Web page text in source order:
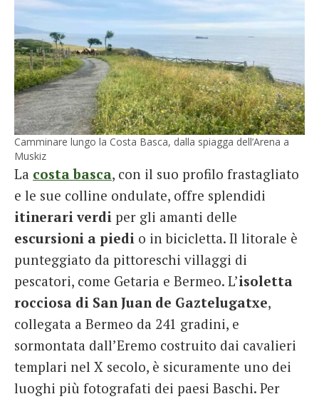
Camminare lungo la Costa Basca, dalla spiagga dell’Arena a
Muskiz
La costa basca, con il suo profilo frastagliato
e le sue colline ondulate, offre splendidi
itinerari verdi per gli amanti delle
escursioni a piedi o in bicicletta. Il litorale è
punteggiato da pittoreschi villaggi di
pescatori, come Getaria e Bermeo. L’isoletta
rocciosa di San Juan de Gaztelugatxe,
collegata a Bermeo da 241 gradini, e
sormontata dall’Eremo costruito dai cavalieri
templari nel X secolo, è sicuramente uno dei
luoghi più fotografati dei paesi Baschi. Per